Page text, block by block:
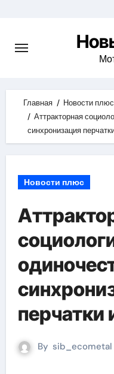
content
Главная
Новости плюс
Аттракторная
синхронизация
Новости плюс
перчатки
By sib_ecometal